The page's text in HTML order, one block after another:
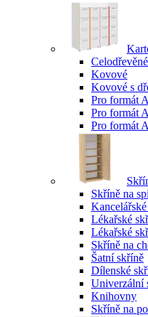
Celodřevěné
Kovové
Kovové s
Pro formát
Pro formát
Pro formát
Skříně na
Lékařské
Lékařské
Skříně na
Šatní skříně
Dílenské
Univerzální
Knihovny
Skříně na